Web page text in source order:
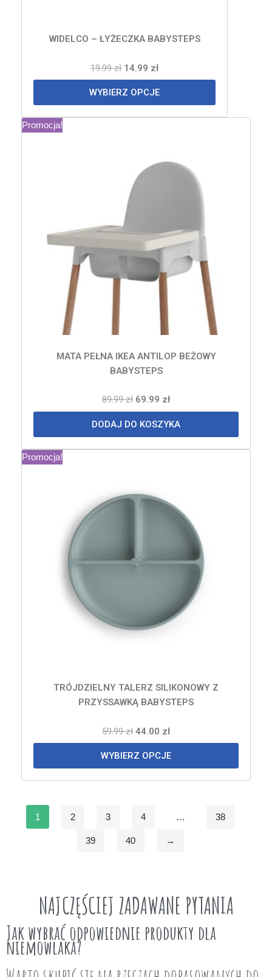
WIDELCO – ŁYŻECZKA BABYSTEPS
19.99zł 14.99 zł
WYBIERZ OPCJE
Promocja!
MATA PEŁNA IKEA ANTILOP BEŻOWY
BABYSTEPS
89.99zł 69.99 zł
DODAJ DO KOSZYKA
Promocja!
TRÓJDZIELNY TALERZ SILIKONOWY Z
PRZYSSAWKĄ BABYSTEPS
59.99zł 44.00 zł
WYBIERZ OPCJE
1 2 3 4 … 38
39 40 →
NAJCZĘŚCIEJ ZADAWANE PYTANIA
Jak wybrać odpowiednie produkty dla
niemowlaka?